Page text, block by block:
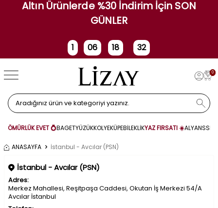
Altın Ürünlerde %30 İndirim İçin SON
GÜNLER
1
Gün
06
Saat
18 32
0
ÖMÜRLÜK EVET 💍BAGETYÜZÜKKOLYEKÜPEBİLEKLİKYAZ FIRSATI ☀️ALYANS
ANASAYFA İstanbul - Avcılar (PSN)
İstanbul - Avcılar (PSN)
Adres:
Merkez Mahallesi, Reşitpaşa Caddesi, Okutan İş Merkezi 54/A
Avcılar İstanbul